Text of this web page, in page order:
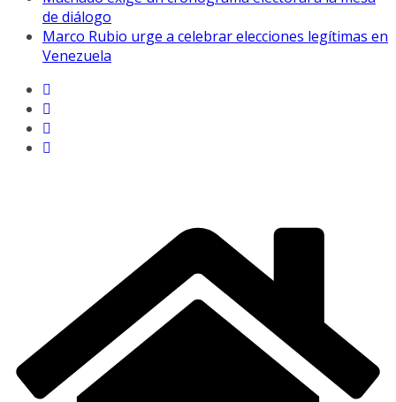
de diálogo
Marco Rubio urge a celebrar elecciones legítimas en
Venezuela